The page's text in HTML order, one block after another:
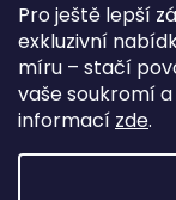
Pro ještě lepší
exkluzivní
míru – stačí
vaše soukromí
informací zde.
Pes Bez
Facebook